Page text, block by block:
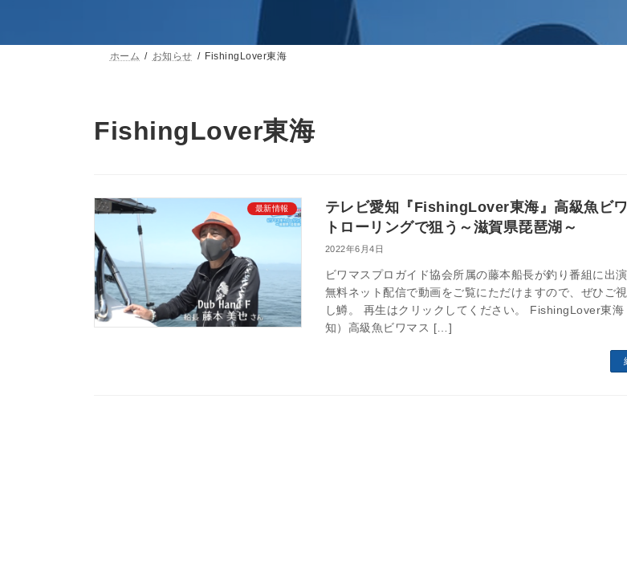
ホーム お知らせ FishingLover東海
FishingLover東海
最新情報
テレビ愛知『FishingLover東海』高級魚ビ
トローリングで狙う～滋賀県琵琶湖～
2022年6月4日
ビワマスプロガイド協会所属の藤本船長が釣り番組に出演
無料ネット配信で動画をご覧にただけますので、ぜひご
し鱒。 再生はクリックしてください。 FishingLover東海
知）高級魚ビワマス […]